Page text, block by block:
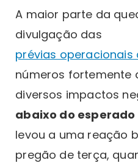
A maior parte da
divulgação das
prévias operacionais
números fortemente
diversos impactos
abaixo do esperado
levou a uma reação
pregão de terça,